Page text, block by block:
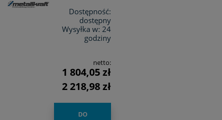
Dostępność:
dostępny
Wysyłka w: 24
godziny
netto:
1 804,05 zł
2 218,98 zł
DO